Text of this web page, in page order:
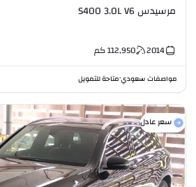
مرسيدس S400 3.0L V6
2014
112,950كم
مواصفات سعودي•متاحة للتمويل
سعر عادل